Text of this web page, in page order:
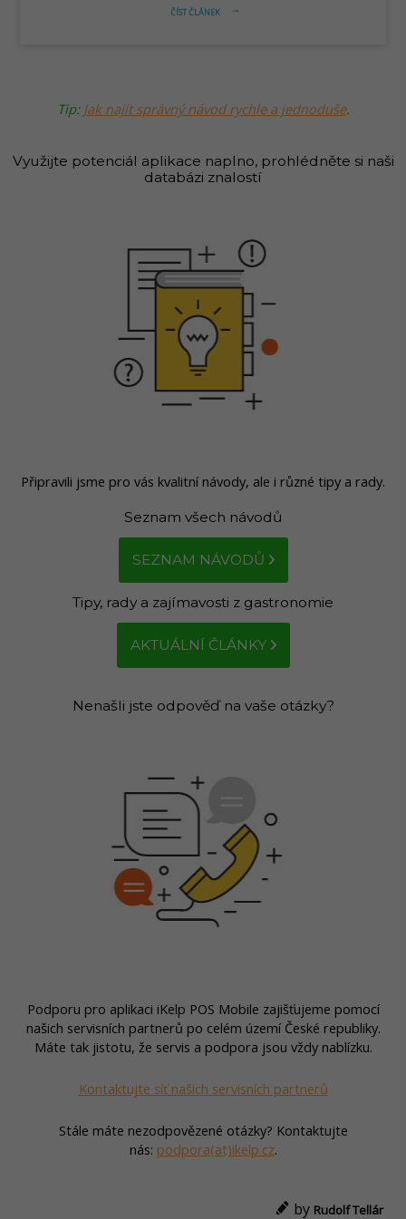
arrow_right_alt
ČÍST ČLÁNEK
Tip: Jak najít správný návod rychle a jednoduše.
Využijte potenciál aplikace naplno, prohlédněte si naši
databázi znalostí
Připravili jsme pro vás kvalitní návody, ale i různé tipy a rady.
Seznam všech návodů
SEZNAM NÁVODŮ
Tipy, rady a zajímavosti z gastronomie
AKTUÁLNÍ ČLÁNKY
Nenašli jste odpověď na vaše otázky?
Podporu pro aplikaci iKelp POS Mobile zajišťujeme pomocí
našich servisních partnerů po celém území České republiky.
Máte tak jistotu, že servis a podpora jsou vždy nablízku.
Kontaktujte síť našich servisních partnerů
Stále máte nezodpovězené otázky? Kontaktujte
nás: podpora(at)ikelp.cz.
by Rudolf Tellár